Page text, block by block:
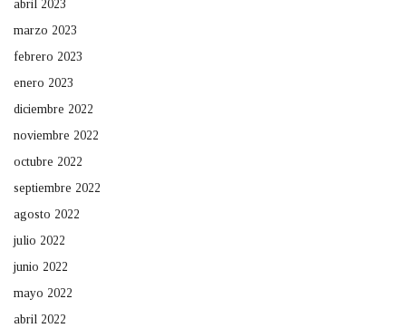
abril 2023
marzo 2023
febrero 2023
enero 2023
diciembre 2022
noviembre 2022
octubre 2022
septiembre 2022
agosto 2022
julio 2022
junio 2022
mayo 2022
abril 2022